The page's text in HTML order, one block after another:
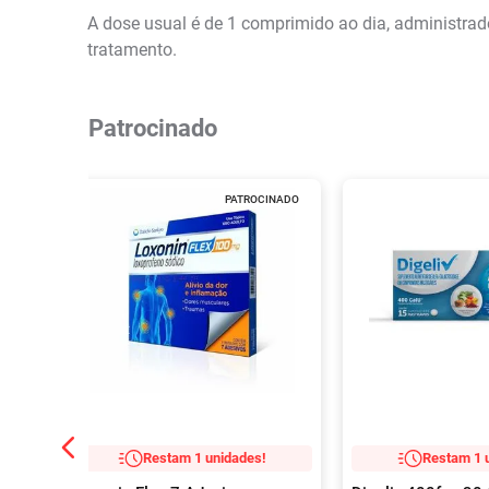
A dose usual é de 1 comprimido ao dia,
tratamento.
Patrocinado
PATROCINADO
Restam 1 unidades! Restam 1